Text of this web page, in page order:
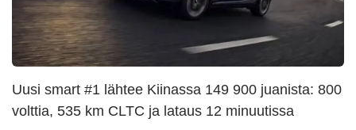
Uusi smart #1 lähtee Kiinassa 149 900 juanista: 800
volttia, 535 km CLTC ja lataus 12 minuutissa